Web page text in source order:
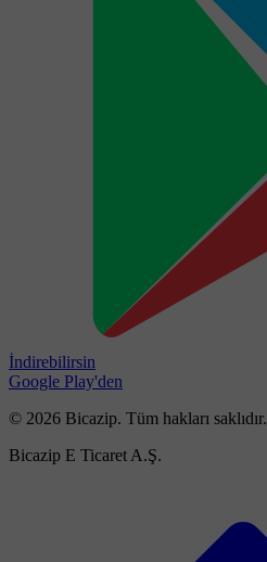
İndirebilirsin
Google Play'den
© 2026 Bicazip. Tüm hakları saklıdır.
Bicazip E Ticaret A.Ş.